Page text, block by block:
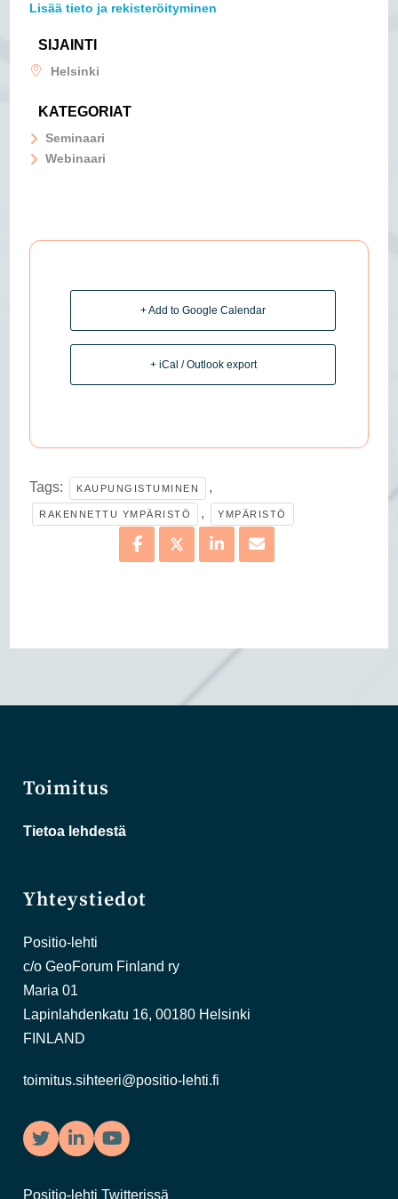
Lisää tieto ja rekisteröityminen
SIJAINTI
Helsinki
KATEGORIAT
Seminaari
Webinaari
+ Add to Google Calendar
+ iCal / Outlook export
Tags: KAUPUNGISTUMINEN ,
RAKENNETTU YMPÄRISTÖ , YMPÄRISTÖ
Toimitus
Tietoa lehdestä
Yhteystiedot
Positio-lehti
c/o GeoForum Finland ry
Maria 01
Lapinlahdenkatu 16, 00180 Helsinki
FINLAND
toimitus.sihteeri@positio-lehti.fi
TwitterLinkedInYouTube
Positio-lehti Twitterissä